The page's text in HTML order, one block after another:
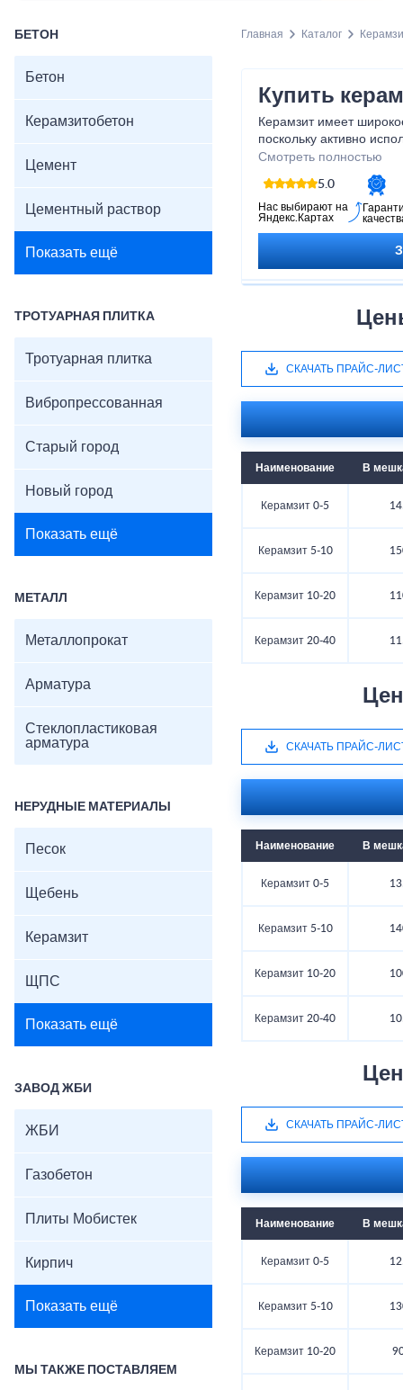
БЕТОН
Бетон
Керамзитобетон
Цемент
Цементный раствор
Показать ещё
ТРОТУАРНАЯ ПЛИТКА
Тротуарная плитка
Вибропрессованная
Старый город
Новый город
Показать ещё
МЕТАЛЛ
Металлопрокат
Арматура
Стеклопластиковая
арматура
НЕРУДНЫЕ МАТЕРИАЛЫ
Песок
Щебень
Керамзит
ЩПС
Показать ещё
ЗАВОД ЖБИ
ЖБИ
Газобетон
Плиты Мобистек
Кирпич
Показать ещё
МЫ ТАКЖЕ ПОСТАВЛЯЕМ
Главная Каталог
Купить
Керамзит имеет
поскольку активно
ландшафтном дизайне,
территорий, парков и
Смотреть полностью
5.0
Нас выбирают на
Яндекс.Картах
СКАЧАТЬ ПРАЙС-
Наименование В
Керамзит 0-5
Керамзит 5-10
Керамзит 10-20
Керамзит 20-40
СКАЧАТЬ ПРАЙС-
Наименование В
Керамзит 0-5
Керамзит 5-10
Керамзит 10-20
Керамзит 20-40
СКАЧАТЬ ПРАЙС-
Наименование В
Керамзит 0-5
Керамзит 5-10
Керамзит 10-20